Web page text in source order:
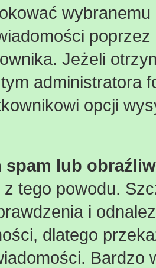
Jeżeli
administratora
opcji
spam lub
tego powodu.
i
dlatego
Bardzo